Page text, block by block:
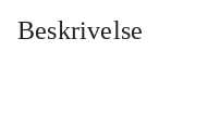
Beskrivelse